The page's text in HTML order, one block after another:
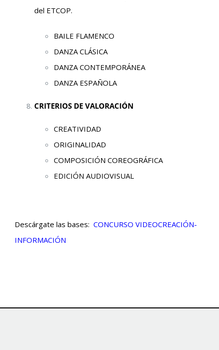
del ETCOP.
BAILE FLAMENCO
DANZA CLÁSICA
DANZA CONTEMPORÁNEA
DANZA ESPAÑOLA
CRITERIOS DE VALORACIÓN
CREATIVIDAD
ORIGINALIDAD
COMPOSICIÓN COREOGRÁFICA
EDICIÓN AUDIOVISUAL
Descárgate las bases: CONCURSO VIDEOCREACIÓN-
INFORMACIÓN